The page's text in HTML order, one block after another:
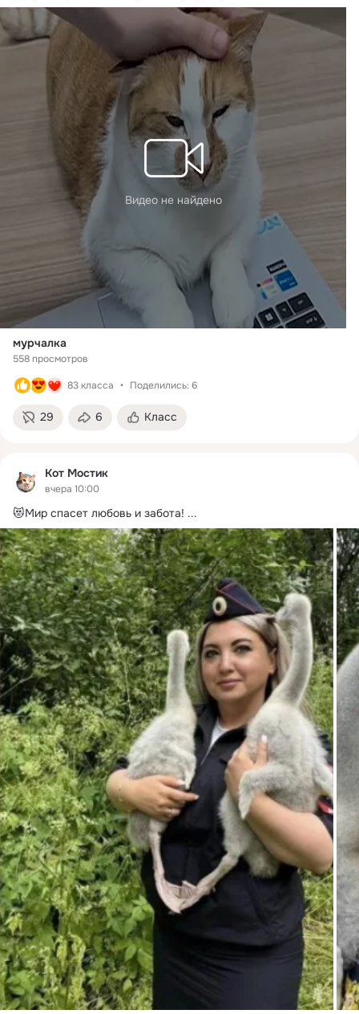
Видео не найдено
мурчалка
558 просмотров
83 класса Поделились: 6
29 6 Класс
Кот Мостик
вчера 10:00
😻Мир спасет любовь и забота! ...